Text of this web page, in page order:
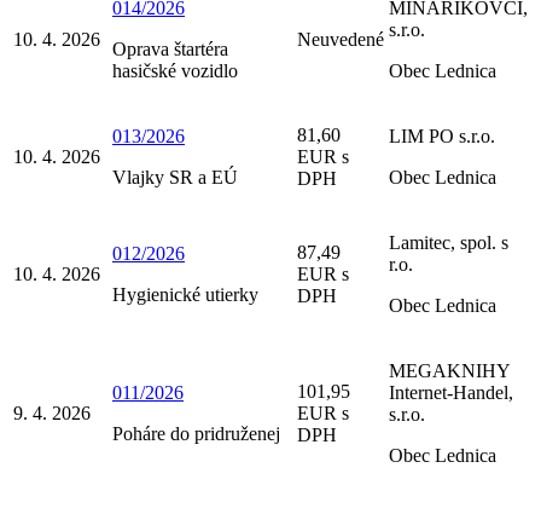
10. 4. 2026
014/2026
Oprava štartéra
hasičské vozidlo
Neuvedené
MINÁRIKOVCI,
s.r.o.
Obec Lednica
10. 4. 2026
013/2026
Vlajky SR a EÚ
81,60
EUR s
DPH
LIM PO s.r.o.
Obec Lednica
10. 4. 2026
012/2026
Hygienické utierky
87,49
EUR s
DPH
Lamitec, spol. s
r.o.
Obec Lednica
9. 4. 2026
011/2026
Poháre do pridruženej
101,95
EUR s
DPH
MEGAKNIHY
Internet-Handel,
s.r.o.
Obec Lednica